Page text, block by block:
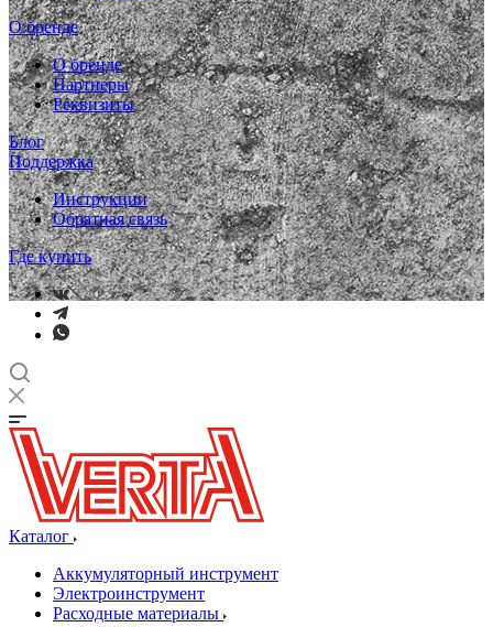
О бренде
О бренде
Партнеры
Реквизиты
Блог
Поддержка
Инструкции
Обратная связь
Где купить
Каталог
Аккумуляторный инструмент
Электроинструмент
Расходные материалы